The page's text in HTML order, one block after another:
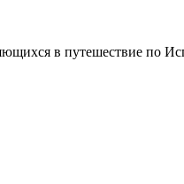
в путешествие по